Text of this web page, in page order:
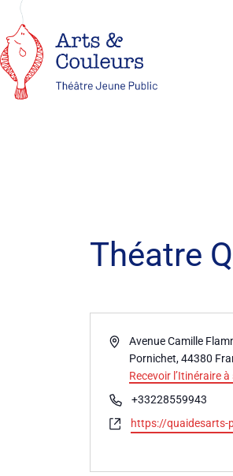
Théatre
AdresseAvenue Camille
Pornichet, 44380
Recevoir l’Itinéraire
Téléphone
+33228559943
Site
https://